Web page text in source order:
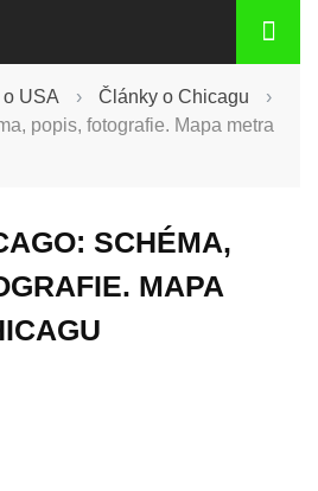
USA › Články o Chicagu
›
popis, fotografie. Mapa metra
SCHÉMA,
MAPA